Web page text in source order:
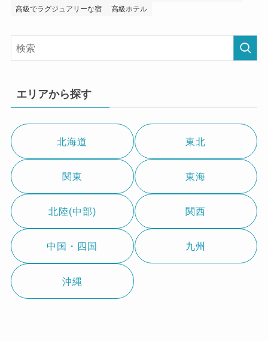
高級でラグジュアリーな宿
高級ホテル
エリアから探す
北海道 東北
関東 東海
北陸(中部) 関西
中国・四国 九州
沖縄